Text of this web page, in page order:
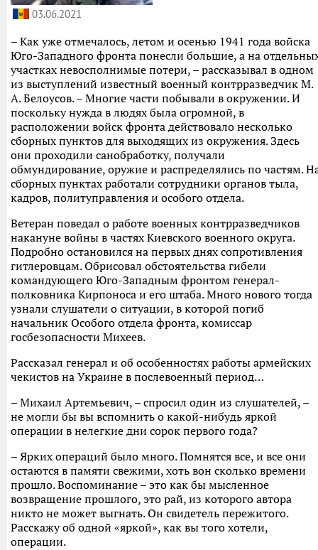
03.06.2021
– Как уже отмечалось, летом и осенью 1941 года войска
Юго-Западного фронта понесли большие, а на
участках невосполнимые потери, – рассказывал в одном
из выступлений известный военный контрразведчик М.
А. Белоусов. – Многие части побывали в окружении. И
поскольку нужда в людях была огромной, в
расположении войск фронта действовало несколько
сборных пунктов для выходящих из окружения. Здесь
они проходили санобработку, получали
обмундирование, оружие и распределялись по частям.
сборных пунктах работали сотрудники органов тыла,
кадров, политуправления и особого отдела.
Ветеран поведал о работе военных контрразведчиков
накануне войны в частях Киевского военного округа.
Подробно остановился на первых днях сопротивления
гитлеровцам. Обрисовал обстоятельства гибели
командующего Юго-Западным фронтом генерал-
полковника Кирпоноса и его штаба. Много нового тогда
узнали слушатели о ситуации, в которой погиб
начальник Особого отдела фронта, комиссар
госбезопасности Михеев.
Рассказал генерал и об особенностях работы армейских
чекистов на Украине в послевоенный период…
– Михаил Артемьевич, – спросил один из слушателей, –
не могли бы вы вспомнить о какой-нибудь яркой
операции в нелегкие дни сорок первого года?
– Ярких операций было много. Помнятся все, и все они
остаются в памяти свежими, хоть вон сколько времени
прошло. Воспоминание – это как бы мысленное
возвращение прошлого, это рай, из которого автора
никто не может выгнать. Он свидетель пережитого.
Расскажу об одной «яркой», как вы того хотели,
операции.